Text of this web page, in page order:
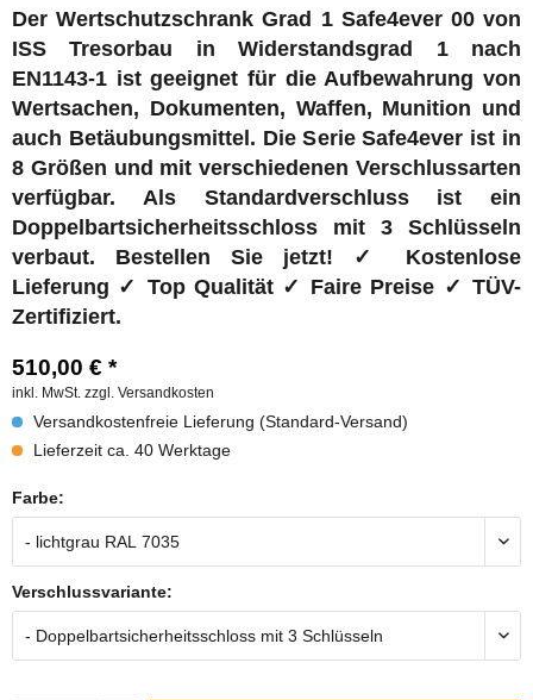
Der Wertschutzschrank Grad 1 Safe4ever 00 von
ISS Tresorbau in Widerstandsgrad 1 nach
EN1143-1 ist geeignet für die Aufbewahrung von
Wertsachen, Dokumenten, Waffen, Munition und
auch Betäubungsmittel. Die Serie Safe4ever ist in
8 Größen und mit verschiedenen Verschlussarten
verfügbar. Als Standardverschluss ist ein
Doppelbartsicherheitsschloss mit 3 Schlüsseln
verbaut. Bestellen Sie jetzt! ✓ Kostenlose
Lieferung ✓ Top Qualität ✓ Faire Preise ✓ TÜV-
Zertifiziert.
510,00 € *
inkl. MwSt. zzgl. Versandkosten
Versandkostenfreie Lieferung (Standard-Versand)
Lieferzeit ca. 40 Werktage
Farbe:
Verschlussvariante: